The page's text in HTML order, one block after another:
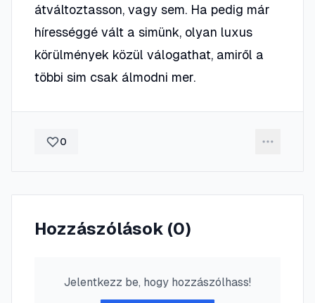
átváltoztasson, vagy sem. Ha pedig már
hírességgé vált a simünk, olyan luxus
körülmények közül válogathat, amiről a
többi sim csak álmodni mer.
0
Hozzászólások (0)
Jelentkezz be, hogy hozzászólhass!